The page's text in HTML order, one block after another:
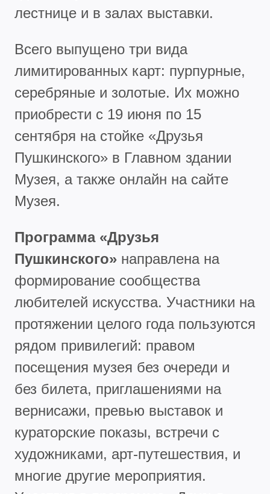
лестнице и в залах выставки.
Всего выпущено три вида
лимитированных карт: пурпурные,
серебряные и золотые. Их можно
приобрести с 19 июня по 15
сентября на стойке «Друзья
Пушкинского» в Главном здании
Музея, а также онлайн на сайте
Музея.
Программа «Друзья
Пушкинского» направлена на
формирование сообщества
любителей искусства. Участники на
протяжении целого года пользуются
рядом привилегий: правом
посещения музея без очереди и
без билета, приглашениями на
вернисажи, превью выставок и
кураторские показы, встречи с
художниками, арт-путешествия, и
многие другие мероприятия.